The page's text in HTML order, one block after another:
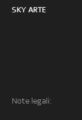
SKY ARTE
Note legali: